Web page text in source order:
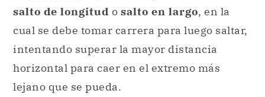
salto de longitud o salto en largo, en la
cual se debe tomar carrera para luego saltar,
intentando superar la mayor distancia
horizontal para caer en el extremo más
lejano que se pueda.